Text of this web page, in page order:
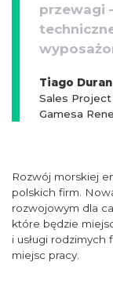
przewagi
Tiago Duran
Sales
Gamesa
Rozwój morskiej
polskich firm.
rozwojowym dla
które będzie
i usługi
miejsc pracy.